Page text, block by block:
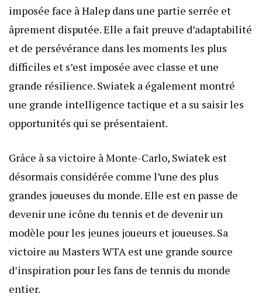
imposée face à Halep dans une partie serrée et
âprement disputée. Elle a fait preuve d’adaptabilité
et de persévérance dans les moments les plus
difficiles et s’est imposée avec classe et une
grande résilience. Swiatek a également montré
une grande intelligence tactique et a su saisir les
opportunités qui se présentaient.
Grâce à sa victoire à Monte-Carlo, Swiatek est
désormais considérée comme l’une des plus
grandes joueuses du monde. Elle est en passe de
devenir une icône du tennis et de devenir un
modèle pour les jeunes joueurs et joueuses. Sa
victoire au Masters WTA est une grande source
d’inspiration pour les fans de tennis du monde
entier.